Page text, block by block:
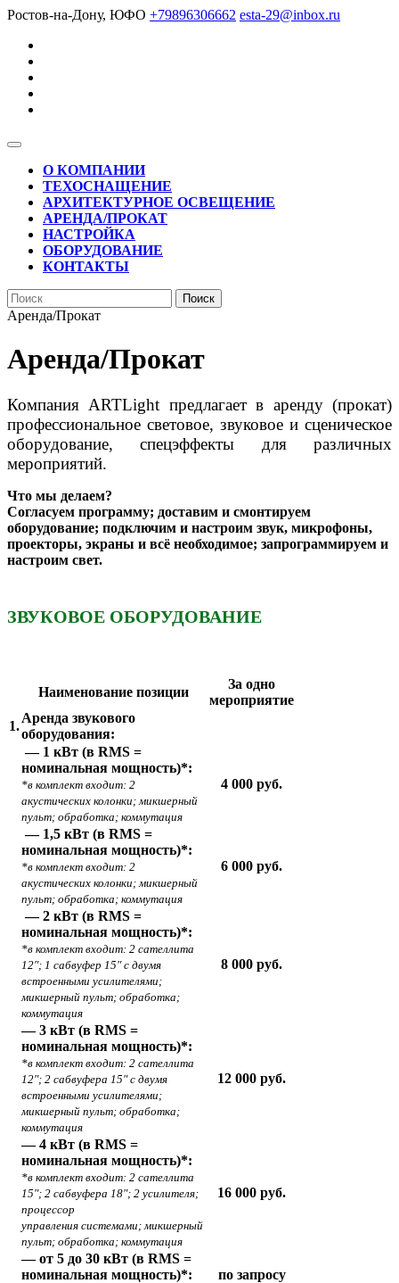
Перейти
содержимому
Ростов-на-Дону, ЮФО +79896306662 esta-29@inbox.ru
Кнопка
ОткрытьО КОМПАНИИ
ТЕХОСНАЩЕНИЕ
АРХИТЕКТУРНОЕ ОСВЕЩЕНИЕ
АРЕНДА/ПРОКАТ
НАСТРОЙКА
ОБОРУДОВАНИЕ
КОНТАКТЫ
КНОПКА
ЗАКРЫТЬ
Найти:
Аренда/Прокат
Аренда/Прокат
Компания ARTLight предлагает в аренду (прокат)
профессиональное световое, звуковое и сценическое
оборудование, спецэффекты для различных
мероприятий.
Что мы делаем?
Согласуем программу; доставим и смонтируем
оборудование; подключим и настроим звук, микрофоны,
проекторы, экраны и всё необходимое; запрограммируем и
настроим свет.
ЗВУКОВОЕ ОБОРУДОВАНИЕ
Наименование позиции
За одно
мероприятие
1.
Аренда звукового
оборудования:
— 1 кВт (в RMS =
номинальная мощность)*:
*в комплект входит: 2
акустических колонки; микшерный
пульт; обработка; коммутация
4 000 руб.
— 1,5 кВт (в RMS =
номинальная мощность)*:
*в комплект входит: 2
акустических колонки; микшерный
пульт; обработка; коммутация
6 000 руб.
— 2 кВт (в RMS =
номинальная мощность)*:
*в комплект входит: 2 сателлита
12″; 1 сабвуфер 15″ с двумя
встроенными усилителями;
микшерный пульт; обработка;
коммутация
8 000 руб.
— 3 кВт (в RMS =
номинальная мощность)*:
*в комплект входит: 2 сателлита
12″; 2 сабвуфера 15″ с двумя
встроенными усилителями;
микшерный пульт; обработка;
коммутация
12 000 руб.
— 4 кВт (в RMS =
номинальная мощность)*:
*в комплект входит: 2 сателлита
15″; 2 сабвуфера 18″; 2 усилителя;
процессор
управления системами; микшерный
пульт; обработка; коммутация
16 000 руб.
— от 5 до 30 кВт (в RMS =
номинальная мощность)*:
по запросу